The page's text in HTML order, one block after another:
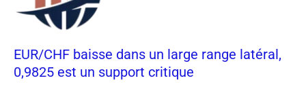
EUR/CHF baisse dans un large range latéral,
0,9825 est un support critique